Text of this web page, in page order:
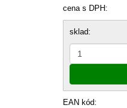
cena s DPH:
sklad:
EAN kód: